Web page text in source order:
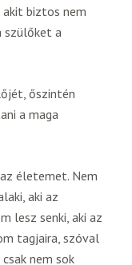
biztos nem
szülőket a
őszintén
a maga
életemet. Nem
aki az
lesz senki, aki az
tagjaira, szóval
nem sok